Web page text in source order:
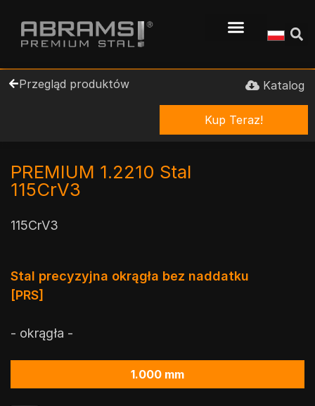
Przegląd produktów Katalog
Kup Teraz!
PREMIUM 1.2210 Stal
115CrV3
115CrV3
Stal precyzyjna okrągła bez naddatku
[PRS]
- okrągła -
1.000 mm